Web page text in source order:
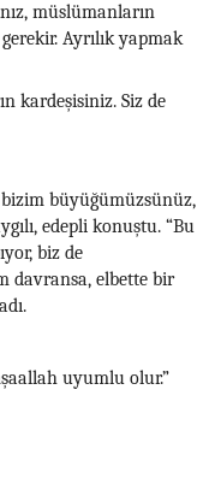
müslümanların
Ayrılık yapmak
kardeşisiniz. Siz de
büyüğümüzsünüz,
edepli konuştu. “Bu
biz de
davransa, elbette bir
uyumlu olur.”